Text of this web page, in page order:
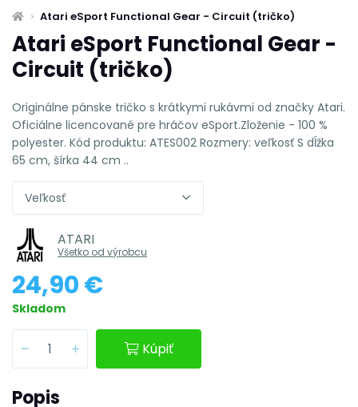
Atari eSport Functional Gear - Circuit (tričko)
Atari eSport Functional Gear -
Circuit (tričko)
Originálne pánske tričko s krátkymi rukávmi od značky Atari.
Oficiálne licencované pre hráčov eSport.Zloženie - 100 %
polyester. Kód produktu: ATES002 Rozmery: veľkosť S dĺžka
65 cm, šírka 44 cm ..
Veľkosť
ATARI
Všetko od výrobcu
24,90 €
Skladom
Kúpiť
Popis